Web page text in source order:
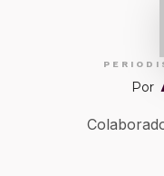
Por